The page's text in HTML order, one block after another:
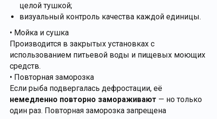
целой тушкой;
визуальный контроль качества каждой единицы.
• Мойка и сушка
Производится в закрытых установках с
использованием питьевой воды и пищевых моющих
средств.
• Повторная заморозка
Если рыба подвергалась дефростации, её
немедленно повторно замораживают — но только
один раз. Повторная заморозка запрещена